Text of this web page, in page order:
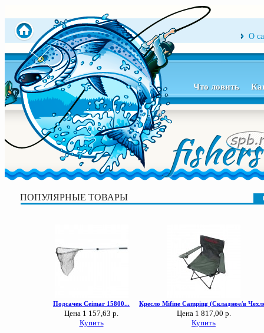
О
Что ловить
ПОПУЛЯРНЫЕ ТОВАРЫ